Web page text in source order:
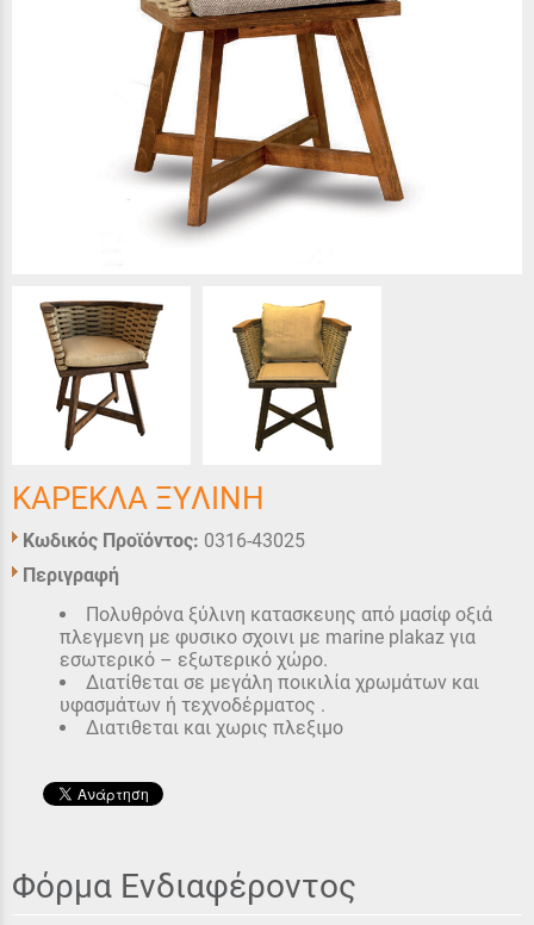
ΚΑΡΕΚΛΑ ΞΥΛΙΝΗ
Κωδικός Προϊόντος: 0316-43025
Περιγραφή
Πολυθρόνα ξύλινη κατασκευης από μασίφ οξιά
πλεγμενη με φυσικο σχοινι με marine plakaz για
εσωτερικό – εξωτερικό χώρο.
Διατίθεται σε μεγάλη ποικιλία χρωμάτων και
υφασμάτων ή τεχνοδέρματος .
Διατιθεται και χωρις πλεξιμο
Φόρμα Ενδιαφέροντος